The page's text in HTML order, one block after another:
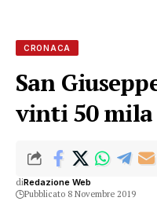
CRONACA
San
vinti 50 mila
diRedazione Web
Pubblicato 8 Novembre 2019